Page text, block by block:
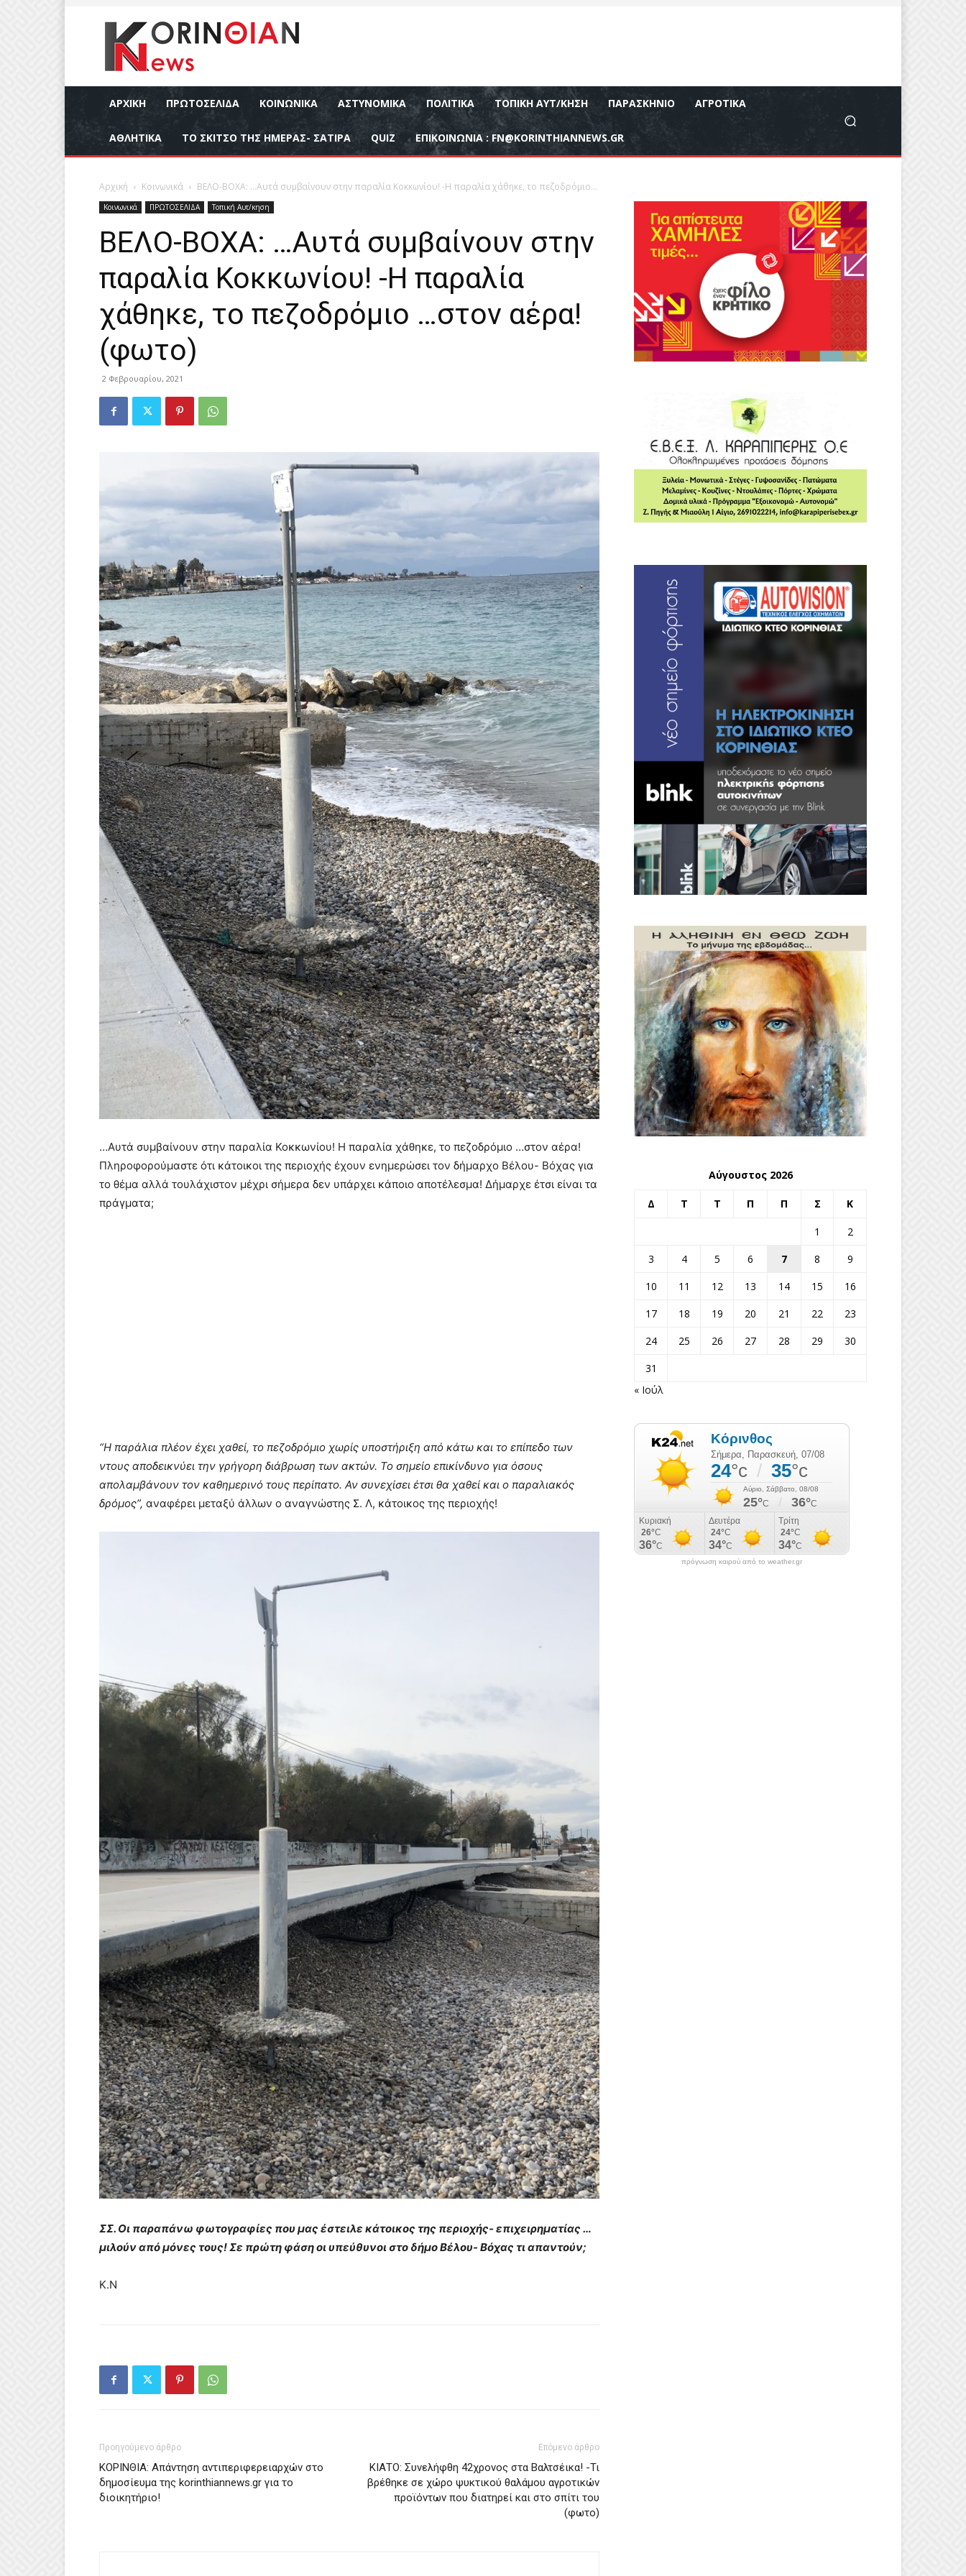
ΑΡΧΙΚΉ ΠΡΩΤΟΣΕΛΙΔΑ ΚΟΙΝΩΝΙΚΆ ΑΣΤΥΝΟΜΙΚΆ ΠΟΛΙΤΙΚΆ ΤΟΠΙΚΉ ΑΥΤ/ΚΗΣΗ ΠΑΡΑΣΚΉΝΙΟ ΑΓΡΟΤΙΚΆ
ΑΘΛΗΤΙΚΆ ΤΟ ΣΚΙΤΣΟ ΤΗΣ ΗΜΕΡΑΣ- ΣΑΤΙΡΑ QUIZ ΕΠΙΚΟΙΝΩΝΊΑ : FN@KORINTHIANNEWS.GR
Αρχική Κοινωνικά ΒΕΛΟ-ΒΟΧΑ: …Αυτά συμβαίνουν στην παραλία Κοκκωνίου! -Η παραλία χάθηκε, το πεζοδρόμιο...
Κοινωνικά ΠΡΩΤΟΣΕΛΙΔΑ Τοπική Αυτ/κηση
ΒΕΛΟ-ΒΟΧΑ: …Αυτά συμβαίνουν στην
παραλία Κοκκωνίου! -Η παραλία
χάθηκε, το πεζοδρόμιο …στον αέρα!
(φωτο)
2 Φεβρουαρίου, 2021
…Αυτά συμβαίνουν στην παραλία Κοκκωνίου! Η παραλία χάθηκε, το πεζοδρόμιο …στον αέρα!
Πληροφορούμαστε ότι κάτοικοι της περιοχής έχουν ενημερώσει τον δήμαρχο Βέλου- Βόχας για
το θέμα αλλά τουλάχιστον μέχρι σήμερα δεν υπάρχει κάποιο αποτέλεσμα! Δήμαρχε έτσι είναι τα
πράγματα;
“Η παράλια πλέον έχει χαθεί, το πεζοδρόμιο χωρίς υποστήριξη από κάτω και το επίπεδο των
ντους αποδεικνύει την γρήγορη διάβρωση των ακτών. Το σημείο επικίνδυνο για όσους
απολαμβάνουν τον καθημερινό τους περίπατο. Αν συνεχίσει έτσι θα χαθεί και ο παραλιακός
δρόμος”, αναφέρει μεταξύ άλλων ο αναγνώστης Σ. Λ, κάτοικος της περιοχής!
ΣΣ. Οι παραπάνω φωτογραφίες που μας έστειλε κάτοικος της περιοχής- επιχειρηματίας …
μιλούν από μόνες τους! Σε πρώτη φάση οι υπεύθυνοι στο δήμο Βέλου- Βόχας τι απαντούν;
Κ.Ν
Προηγούμενο άρθρο
ΚΟΡΙΝΘΙΑ: Απάντηση αντιπεριφερειαρχών στο
δημοσίευμα της korinthiannews.gr για το
διοικητήριο!
Επόμενο άρθρο
ΚΙΑΤΟ: Συνελήφθη 42χρονος στα Βαλτσέικα! -Τι
βρέθηκε σε χώρο ψυκτικού θαλάμου αγροτικών
προϊόντων που διατηρεί και στο σπίτι του
(φωτο)
Αύγουστος 2026
Δ Τ Τ Π Π Σ Κ
1
2
3
4 5 6 7 8
9
10
11 12 13 14 15
16
17
18 19 20 21 22
23
24
25 26 27 28 29
30
31
« Ιούλ
πρόγνωση καιρού από το weather.gr